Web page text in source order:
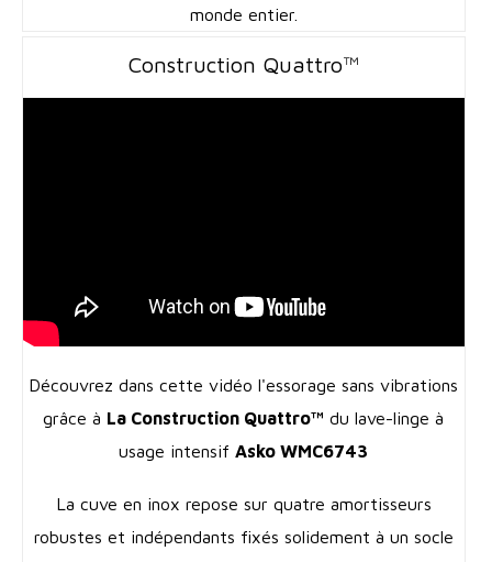
monde entier.
Construction Quattro™
Découvrez dans cette vidéo l'essorage sans vibrations
grâce à La Construction Quattro™ du lave-linge à
usage intensifAsko WMC6743
La cuve en inox repose sur quatre amortisseurs
robustes et indépendants fixés solidement à un socle